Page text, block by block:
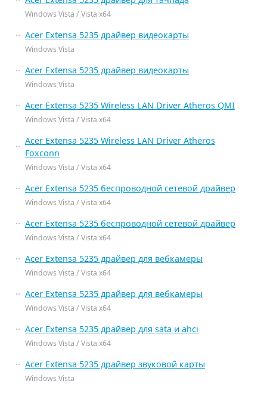
Windows Vista / Vista x64
Acer Extensa 5235 драйвер видеокарты
Windows Vista
Acer Extensa 5235 драйвер видеокарты
Windows Vista
Acer Extensa 5235 Wireless LAN Driver Atheros QMI
Windows Vista / Vista x64
Acer Extensa 5235 Wireless LAN Driver Atheros
Foxconn
Windows Vista / Vista x64
Acer Extensa 5235 беспроводной сетевой драйвер
Windows Vista / Vista x64
Acer Extensa 5235 беспроводной сетевой драйвер
Windows Vista / Vista x64
Acer Extensa 5235 драйвер для вебкамеры
Windows Vista / Vista x64
Acer Extensa 5235 драйвер для вебкамеры
Windows Vista / Vista x64
Acer Extensa 5235 драйвер для sata и ahci
Windows Vista / Vista x64
Acer Extensa 5235 драйвер звуковой карты
Windows Vista